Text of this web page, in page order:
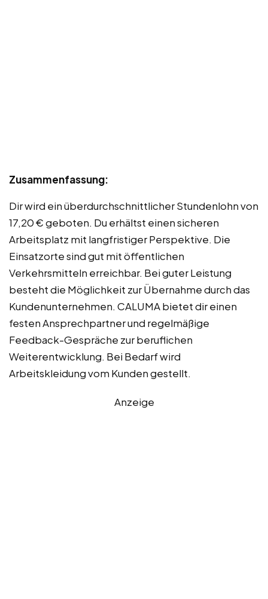
Zusammenfassung:
Dir wird ein überdurchschnittlicher Stundenlohn von
17,20 € geboten. Du erhältst einen sicheren
Arbeitsplatz mit langfristiger Perspektive. Die
Einsatzorte sind gut mit öffentlichen
Verkehrsmitteln erreichbar. Bei guter Leistung
besteht die Möglichkeit zur Übernahme durch das
Kundenunternehmen. CALUMA bietet dir einen
festen Ansprechpartner und regelmäßige
Feedback-Gespräche zur beruflichen
Weiterentwicklung. Bei Bedarf wird
Arbeitskleidung vom Kunden gestellt.
Anzeige